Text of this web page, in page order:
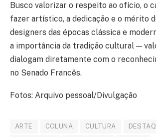
Busco valorizar o respeito ao ofício, o
fazer artístico, a dedicação e o mérito
designers das épocas clássica e
a importância da tradição cultural —
dialogam diretamente com o
no Senado Francês.
Fotos: Arquivo pessoal/Divulgação
ARTE COLUNA CULTURA